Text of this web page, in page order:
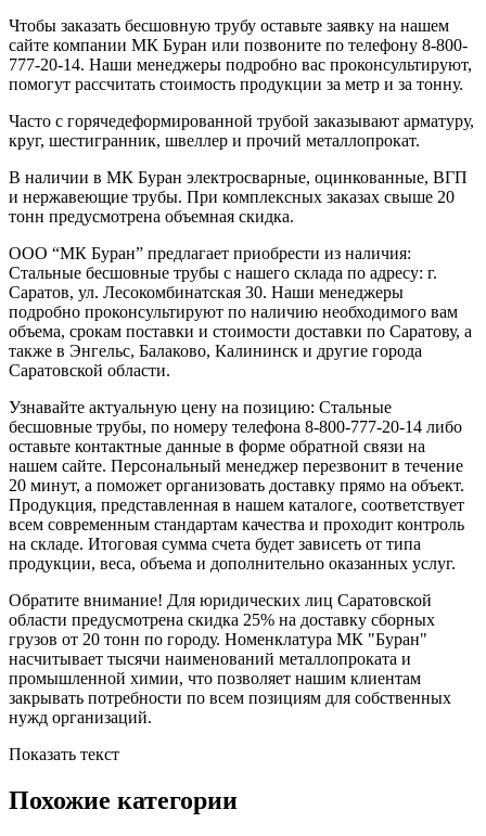
Чтобы заказать бесшовную трубу оставьте заявку на нашем
сайте компании МК Буран или позвоните по телефону 8-800-
777-20-14. Наши менеджеры подробно вас проконсультируют,
помогут рассчитать стоимость продукции за метр и за тонну.
Часто с горячедеформированной трубой заказывают арматуру,
круг, шестигранник, швеллер и прочий металлопрокат.
В наличии в МК Буран электросварные, оцинкованные, ВГП
и нержавеющие трубы. При комплексных заказах свыше 20
тонн предусмотрена объемная скидка.
ООО “МК Буран” предлагает приобрести из наличия:
Стальные бесшовные трубы с нашего склада по адресу: г.
Саратов, ул. Лесокомбинатская 30. Наши менеджеры
подробно проконсультируют по наличию необходимого вам
объема, срокам поставки и стоимости доставки по Саратову, а
также в Энгельс, Балаково, Калининск и другие города
Саратовской области.
Узнавайте актуальную цену на позицию: Стальные
бесшовные трубы, по номеру телефона 8-800-777-20-14 либо
оставьте контактные данные в форме обратной связи на
нашем сайте. Персональный менеджер перезвонит в течение
20 минут, а поможет организовать доставку прямо на объект.
Продукция, представленная в нашем каталоге, соответствует
всем современным стандартам качества и проходит контроль
на складе. Итоговая сумма счета будет зависеть от типа
продукции, веса, объема и дополнительно оказанных услуг.
Обратите внимание! Для юридических лиц Саратовской
области предусмотрена скидка 25% на доставку сборных
грузов от 20 тонн по городу. Номенклатура МК "Буран"
насчитывает тысячи наименований металлопроката и
промышленной химии, что позволяет нашим клиентам
закрывать потребности по всем позициям для собственных
нужд организаций.
Показать текст
Похожие категории